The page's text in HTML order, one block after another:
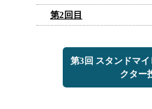
第2回目
第3回 スタンドマ
クター